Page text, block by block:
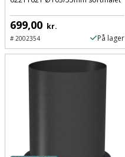
Trekantsliber
Trekantslibertilbehør
Vægscanner
Varmekanon
Varmepistol
Vinkelsliber
699,00 kr.
#2002354 På lager